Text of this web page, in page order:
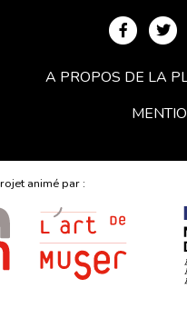
A PROPOS DE LA
animé par :